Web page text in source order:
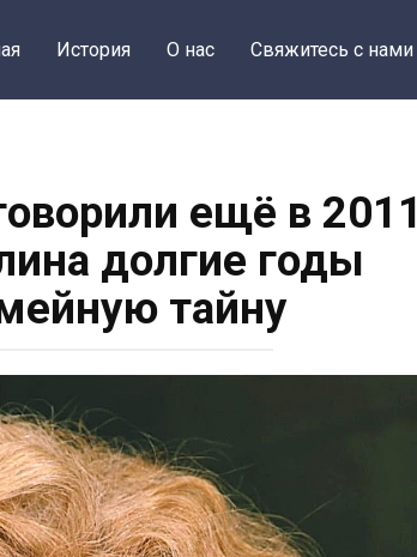
История О нас Свяжитесь с нами
ещё в 2011
долгие годы
тайну